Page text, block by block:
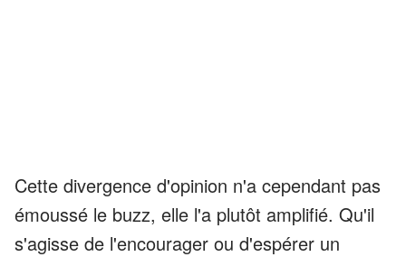
Cette divergence d'opinion n'a cependant pas
émoussé le buzz, elle l'a plutôt amplifié. Qu'il
s'agisse de l'encourager ou d'espérer un